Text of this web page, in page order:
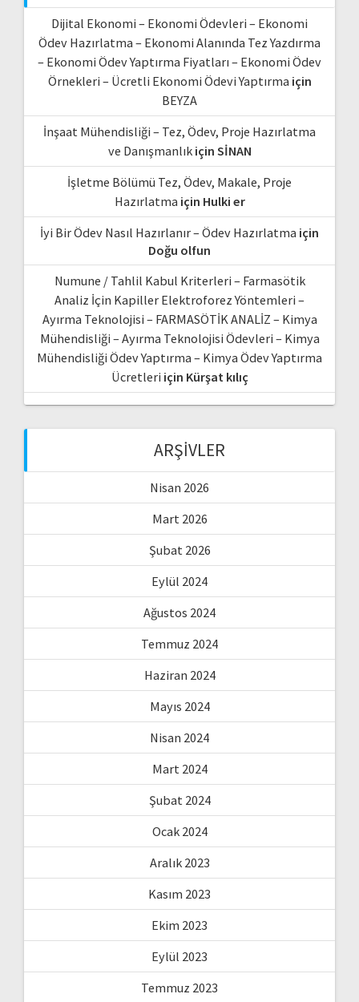
Dijital Ekonomi – Ekonomi Ödevleri – Ekonomi
Ödev Hazırlatma – Ekonomi Alanında Tez Yazdırma
– Ekonomi Ödev Yaptırma Fiyatları – Ekonomi Ödev
Örnekleri – Ücretli Ekonomi Ödevi Yaptırma için
BEYZA
İnşaat Mühendisliği – Tez, Ödev, Proje Hazırlatma
ve Danışmanlıkiçin SİNAN
İşletme Bölümü Tez, Ödev, Makale, Proje
Hazırlatma için Hulki er
İyi Bir Ödev Nasıl Hazırlanır – Ödev Hazırlatma için
Doğu olfun
Numune / Tahlil Kabul Kriterleri – Farmasötik
Analiz İçin Kapiller Elektroforez Yöntemleri –
Ayırma Teknolojisi – FARMASÖTİK ANALİZ – Kimya
Mühendisliği – Ayırma Teknolojisi Ödevleri – Kimya
Mühendisliği Ödev Yaptırma – Kimya Ödev Yaptırma
Ücretleri için Kürşat kılıç
ARŞIVLER
Nisan 2026
Mart 2026
Şubat 2026
Eylül 2024
Ağustos 2024
Temmuz 2024
Haziran 2024
Mayıs 2024
Nisan 2024
Mart 2024
Şubat 2024
Ocak 2024
Aralık 2023
Kasım 2023
Ekim 2023
Eylül 2023
Temmuz 2023